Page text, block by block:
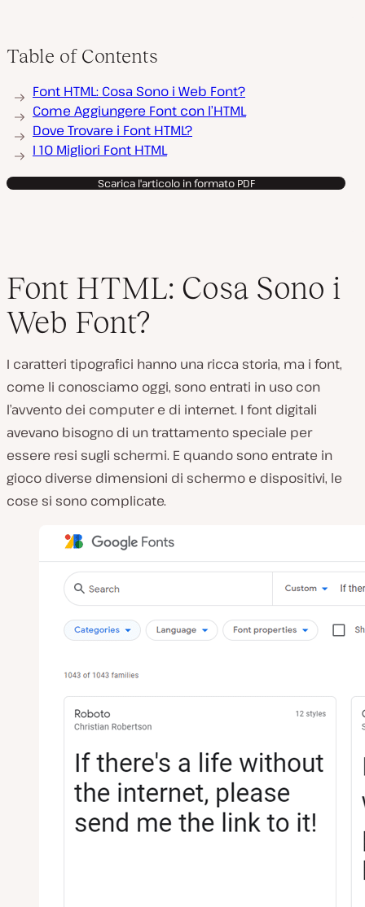
Table of Contents
Font HTML: Cosa Sono i Web Font?
Come Aggiungere Font con l’HTML
Dove Trovare i Font HTML?
I 10 Migliori Font HTML
Scarica l'articolo in formato PDF
Font HTML: Cosa Sono i
Web Font?
I caratteri tipografici hanno una ricca storia, ma i font,
come li conosciamo oggi, sono entrati in uso con
l’avvento dei computer e di internet. I font digitali
avevano bisogno di un trattamento speciale per
essere resi sugli schermi. E quando sono entrate in
gioco diverse dimensioni di schermo e dispositivi, le
cose si sono complicate.